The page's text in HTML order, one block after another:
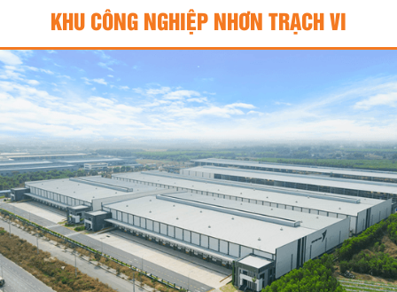
KHU CÔNG NGHIỆP NHƠN TRẠCH VI